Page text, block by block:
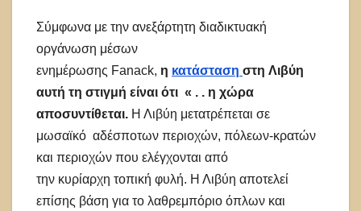
Σύμφωνα με την ανεξάρτητη διαδικτυακή
οργάνωση μέσων
ενημέρωσης Fanack, η κατάσταση στη Λιβύη
αυτή τη στιγμή είναι ότι « . . η χώρα
αποσυντίθεται. Η Λιβύη μετατρέπεται σε
μωσαϊκό αδέσποτων περιοχών, πόλεων-κρατών
και περιοχών που ελέγχονται από
την κυρίαρχη τοπική φυλή. Η Λιβύη αποτελεί
επίσης βάση για το λαθρεμπόριο όπλων και